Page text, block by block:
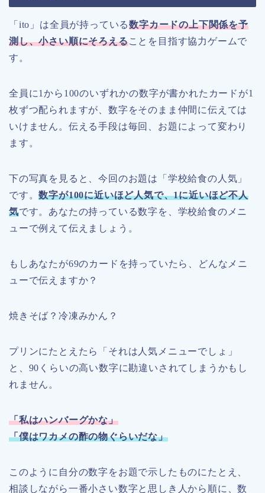
「ito」は全員が持っている数字カードの上下関係を予
測し、小さい順にそろえることを目指す協力ゲームで
す。
全員に1から100のいずれかの数字が書かれたカードが1
枚ずつ配られますが、数字をそのまま仲間に伝えては
いけません。伝える手段は毎回、お題によって変わり
ます。
下の写真を見ると、今回のお題は「学校給食の人気」
です。数字が100に近いほど人気で、1に近いほど不人
気です。あなたの持っている数字を、学校給食のメニ
ューで例えて伝えましょう。
もしあなたが69のカードを持っていたら、どんなメニ
ューで伝えますか？
焼きそば？冷凍みかん？
プリンにたとえたら「それは人気メニューでしょ」
と、90くらいの高い数字に勘違いされてしまうかもし
れません。
「私はハンバーグかな」
「僕はワカメの酢の物ぐらいだな」
このように自分の数字をお題で示したものにたとえ、
相談しながら一番小さい数字と思しき人から順に、数